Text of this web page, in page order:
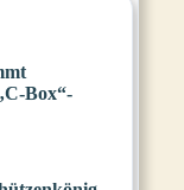
Box“-